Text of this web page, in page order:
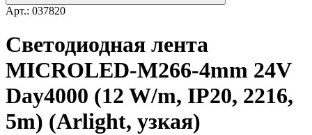
Арт.: 037820
Светодиодная лента
MICROLED-M266-4mm 24V
Day4000 (12 W/m, IP20, 2216,
5m) (Arlight, узкая)